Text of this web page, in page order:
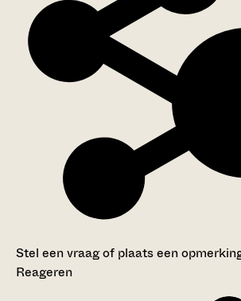
Stel een vraag of plaats een
Reageren